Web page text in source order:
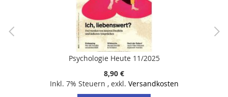
Psychologie Heute 11/2025
8,90 €
Inkl. 7% Steuern , exkl. Versandkosten